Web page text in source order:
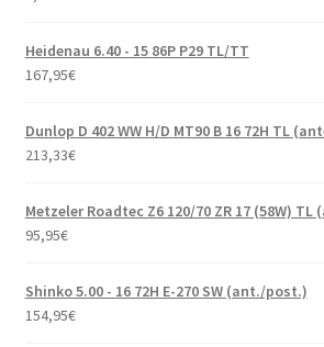
Heidenau 6.40 - 15 86P P29 TL/TT
167,95€
Dunlop D 402 WW H/D MT90 B 16 72H TL
213,33€
Metzeler Roadtec Z6 120/70 ZR 17 (58W) TL
95,95€
Shinko 5.00 - 16 72H E-270 SW (ant./post.)
154,95€